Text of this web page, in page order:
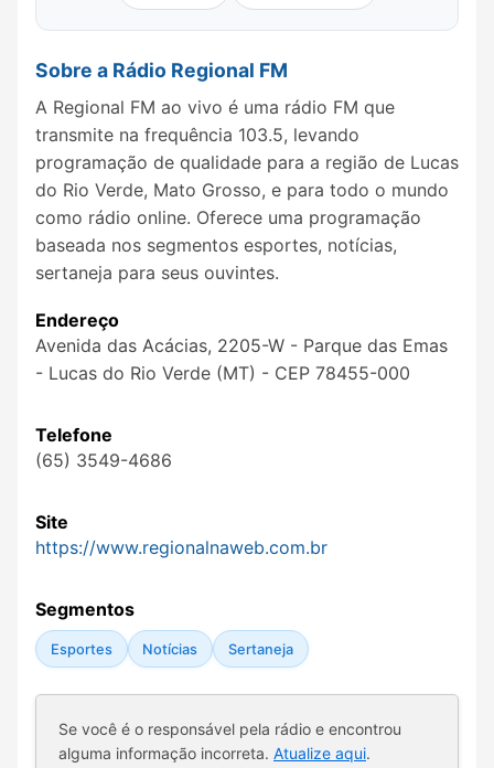
Sobre a Rádio Regional FM
A Regional FM ao vivo é uma rádio FM que
transmite na frequência 103.5, levando
programação de qualidade para a região de Lucas
do Rio Verde, Mato Grosso, e para todo o mundo
como rádio online. Oferece uma programação
baseada nos segmentos esportes, notícias,
sertaneja para seus ouvintes.
Endereço
Avenida das Acácias, 2205-W - Parque das Emas
- Lucas do Rio Verde (MT) - CEP 78455-000
Telefone
(65) 3549-4686
Site
https://www.regionalnaweb.com.br
Segmentos
Esportes Notícias Sertaneja
Se você é o responsável pela rádio e encontrou
alguma informação incorreta. Atualize aqui.